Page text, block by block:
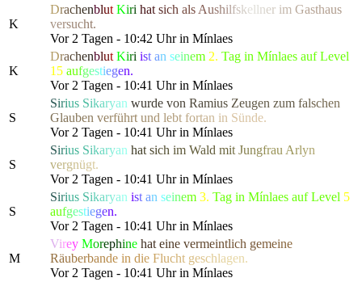
K
Drachenblut Kiri hat sich als Aushilfskellner im Gasthaus
versucht.
Vor 2 Tagen - 10:42 Uhr in Mínlaes
K
Drachenblut Kiri ist an seinem 2. Tag in Mínlaes auf Level
15 aufgestiegen.
Vor 2 Tagen - 10:41 Uhr in Mínlaes
S
Sirius Sikaryan wurde von Ramius Zeugen zum falschen
Glauben verführt und lebt fortan in Sünde.
Vor 2 Tagen - 10:41 Uhr in Mínlaes
S
Sirius Sikaryan hat sich im Wald mit Jungfrau Arlyn
vergnügt.
Vor 2 Tagen - 10:41 Uhr in Mínlaes
S
Sirius Sikaryan ist an seinem 3. Tag in Mínlaes auf Level 5
aufgestiegen.
Vor 2 Tagen - 10:41 Uhr in Mínlaes
M
Virey Morephine hat eine vermeintlich gemeine
Räuberbande in die Flucht geschlagen.
Vor 2 Tagen - 10:41 Uhr in Mínlaes